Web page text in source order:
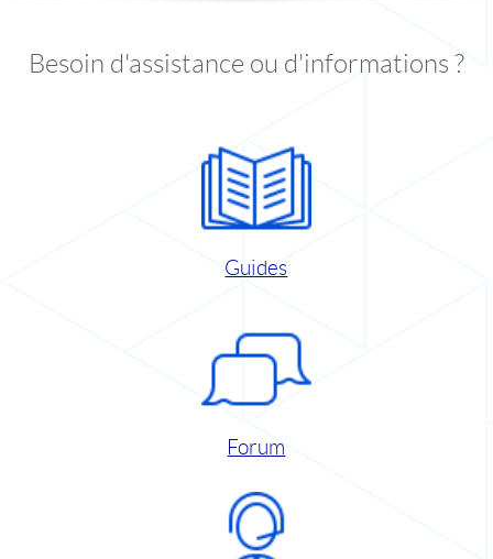
Besoin d'assistance ou d'informations ?
Guides
Forum